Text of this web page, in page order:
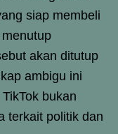
siap membeli
akan ditutup
ambigu ini
bukan
terkait politik dan